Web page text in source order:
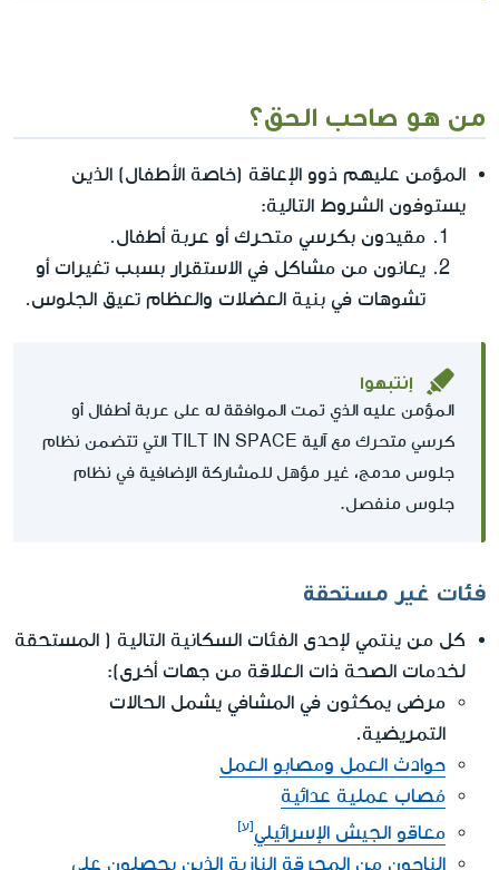
من هو صاحب الحق؟
المؤمن عليهم ذوو الإعاقة (خاصة الأطفال) الذين
يستوفون الشروط التالية:
مقيدون بكرسي متحرك أو عربة أطفال.
يعانون من مشاكل في الاستقرار بسبب تغيرات أو
تشوهات في بنية العضلات والعظام تعيق الجلوس.
إنتبهوا
المؤمن عليه الذي تمت الموافقة له على عربة أطفال أو
كرسي متحرك مع آلية TILT IN SPACE التي تتضمن نظام
جلوس مدمج، غير مؤهل للمشاركة الإضافية في نظام
جلوس منفصل.
فئات غير مستحقة
كل من ينتمي لإحدى الفئات السكانية التالية ( المستحقة
لخدمات الصحة ذات العلاقة من جهات أخرى):
مرضى يمكثون في المشافي يشمل الحالات
التمريضية.
حوادث العمل ومصابو العمل
مُصاب عملية عدائية
معاقو الجيش الإسرائيلي
الناجون من المحرقة النازية الذين يحصلون على